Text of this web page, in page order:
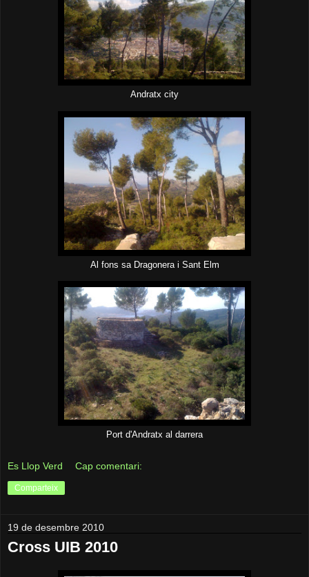
Andratx city
Al fons sa Dragonera i Sant Elm
Port d'Andratx al darrera
Es Llop Verd Cap comentari:
Comparteix
19 de desembre 2010
Cross UIB 2010